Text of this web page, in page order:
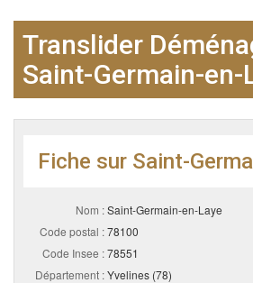
Translider
Saint-Germain-en-
Fiche sur Saint-
Nom :Saint-Germain-en-Laye
Code postal :78100
Code Insee :78551
Département :Yvelines (78)